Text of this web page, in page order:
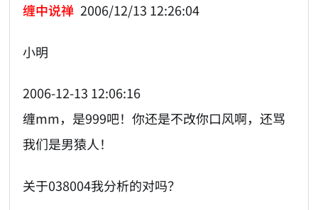
缠中说禅 2006/12/13 12:26:04
小明
2006-12-13 12:06:16
缠mm，是999吧！你还是不改你口风啊，还骂
我们是男猿人！
关于038004我分析的对吗？